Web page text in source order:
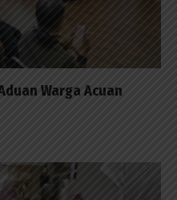
Warga Acuan